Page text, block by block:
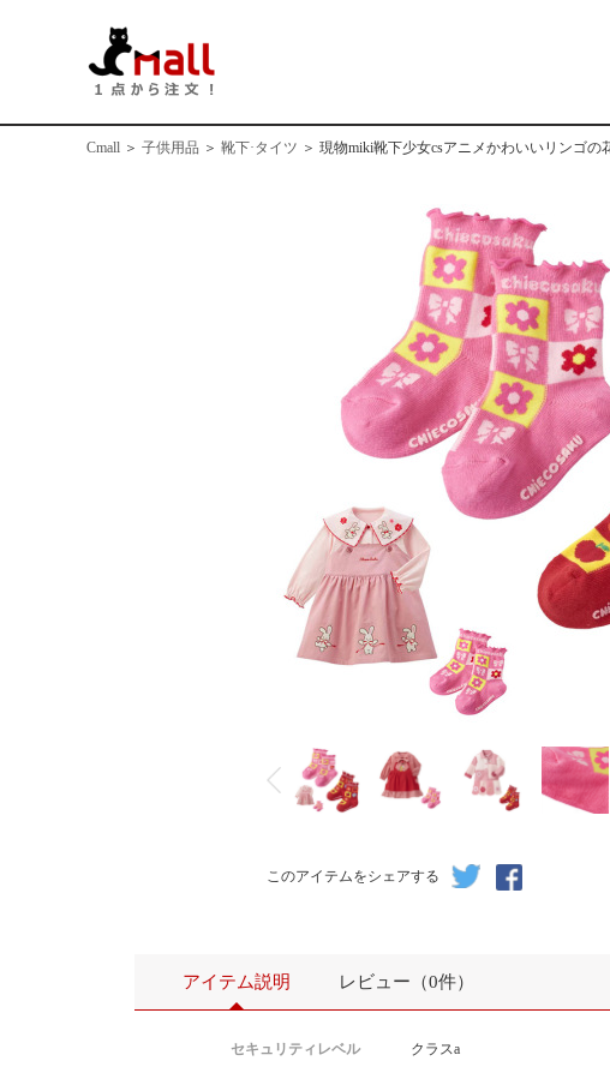
Cmall ＞ 子供用品 ＞ 靴下·タイツ ＞ 現物miki靴下少女csアニメかわいいリンゴ
このアイテムをシェアする
アイテム説明 レビュー（0件）
セキュリティレベル クラスa